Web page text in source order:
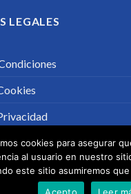
LEGALES
cookies para asegurar
al usuario en nuestro
este sitio asumiremos
Acepto
Leer